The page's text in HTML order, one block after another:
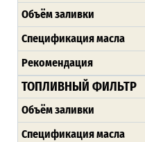
Объём заливки
Спецификация масла
Рекомендация
ТОПЛИВНЫЙ ФИЛЬТР
Объём заливки
Спецификация масла